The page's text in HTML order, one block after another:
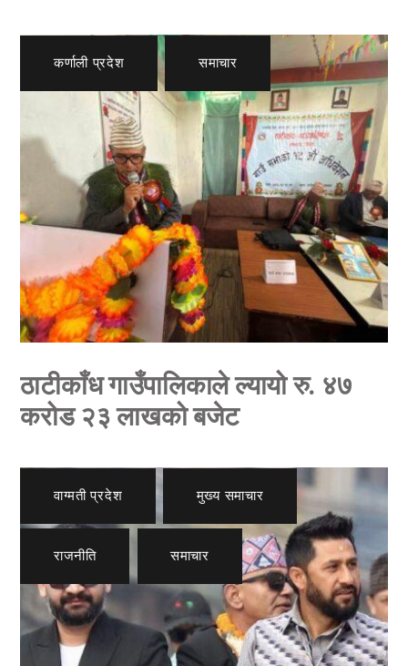
कर्णाली प्रदेश , समाचार
ठाटीकाँध गाउँपालिकाले ल्यायो रु. ४७
करोड २३ लाखको बजेट
वाग्मती प्रदेश , मुख्य समाचार
राजनीति समाचार